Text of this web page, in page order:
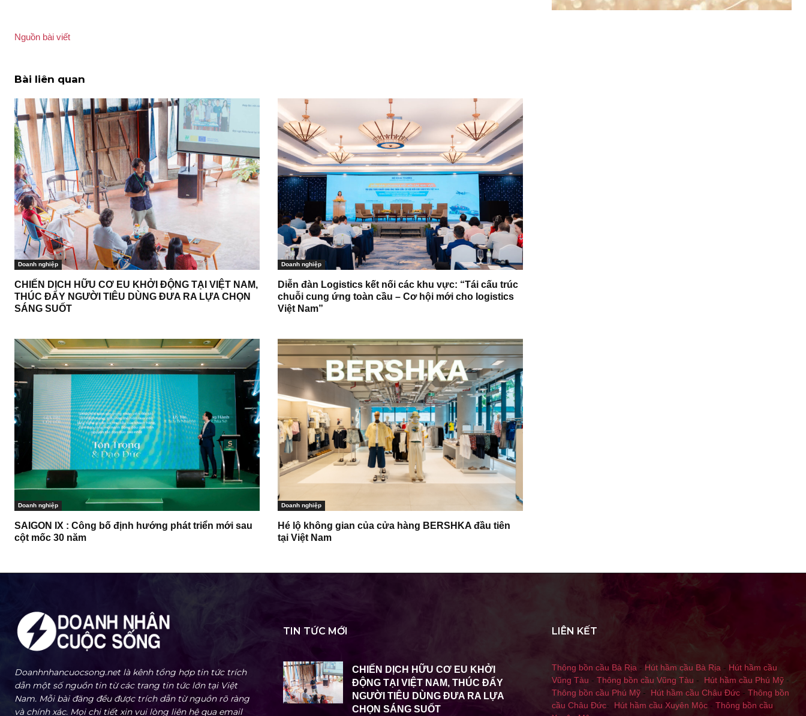
Nguồn bài viết
Bài liên quan
Doanh nghiệp
CHIẾN DỊCH HỮU CƠ EU KHỞI ĐỘNG TẠI VIỆT NAM,
THÚC ĐẨY NGƯỜI TIÊU DÙNG ĐƯA RA LỰA CHỌN
SÁNG SUỐT
Doanh nghiệp
Diễn đàn Logistics kết nối các khu vực: “Tái cấu trúc
chuỗi cung ứng toàn cầu – Cơ hội mới cho logistics
Việt Nam”
Doanh nghiệp
SAIGON IX : Công bố định hướng phát triển mới sau
cột mốc 30 năm
Doanh nghiệp
Hé lộ không gian của cửa hàng BERSHKA đầu tiên
tại Việt Nam
Doanhnhancuocsong.net là kênh tổng hợp tin tức trích
dẫn một số nguồn tin từ các trang tin tức lớn tại Việt
Nam. Mỗi bài đăng đều được trích dẫn từ nguồn rõ ràng
và chính xác. Mọi chi tiết xin vui lòng liên hệ qua email
TIN TỨC MỚI
CHIẾN DỊCH HỮU CƠ EU KHỞI
ĐỘNG TẠI VIỆT NAM, THÚC ĐẨY
NGƯỜI TIÊU DÙNG ĐƯA RA LỰA
CHỌN SÁNG SUỐT
LIÊN KẾT
Thông bồn cầu Bà Rịa - Hút hầm cầu Bà Rịa - Hút hầm cầu
Vũng Tàu - Thông bồn cầu Vũng Tàu - Hút hầm cầu Phú Mỹ -
Thông bồn cầu Phú Mỹ - Hút hầm cầu Châu Đức - Thông bồn
cầu Châu Đức- Hút hầm cầu Xuyên Mộc - Thông bồn cầu